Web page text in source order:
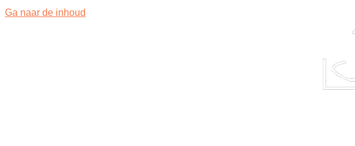
Ga naar de inhoud